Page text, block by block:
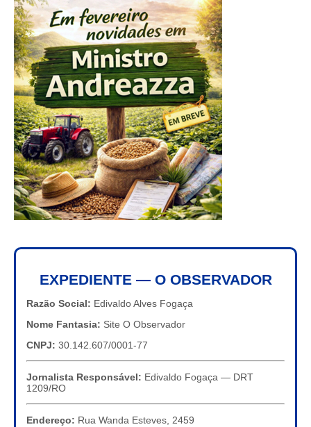
EXPEDIENTE — O OBSERVADOR
Razão Social: Edivaldo Alves Fogaça
Nome Fantasia: Site O Observador
CNPJ: 30.142.607/0001-77
Jornalista Responsável: Edivaldo Fogaça — DRT
1209/RO
Endereço: Rua Wanda Esteves, 2459